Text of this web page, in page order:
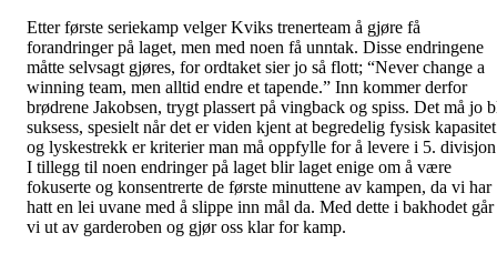
Etter første seriekamp velger Kviks trenerteam å gjøre få
forandringer på laget, men med noen få unntak. Disse endringene
måtte selvsagt gjøres, for ordtaket sier jo så flott; “Never change a
winning team, men alltid endre et tapende.” Inn kommer derfor
brødrene Jakobsen, trygt plassert på vingback og spiss. Det må jo
suksess, spesielt når det er viden kjent at begredelig fysisk kapasitet
og lyskestrekk er kriterier man må oppfylle for å levere i 5.
I tillegg til noen endringer på laget blir laget enige om å være
fokuserte og konsentrerte de første minuttene av kampen, da vi har
hatt en lei uvane med å slippe inn mål da. Med dette i bakhodet går
vi ut av garderoben og gjør oss klar for kamp.